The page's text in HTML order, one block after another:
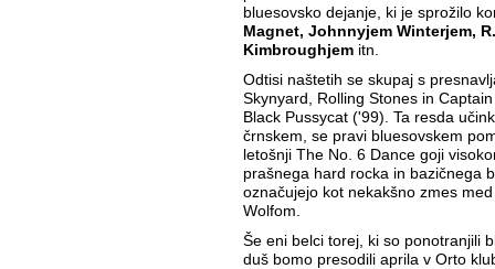
bluesovsko dejanje, ki je sprožilo
Magnet, Johnnyjem Winterjem,
Kimbroughjem itn.
Odtisi naštetih se skupaj s
Skynyard, Rolling Stones in
Black Pussycat ('99). Ta resda
črnskem, se pravi bluesovskem
letošnji The No. 6 Dance goji
prašnega hard rocka in bazičnega
označujejo kot nekakšno zmes
Wolfom.
Še eni belci torej, ki so ponotranjili
duš bomo presodili aprila v Orto